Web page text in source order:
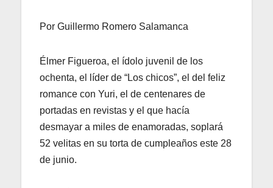
Por Guillermo Romero Salamanca
Élmer Figueroa, el ídolo juvenil de los
ochenta, el líder de “Los chicos”, el del feliz
romance con Yuri, el de centenares de
portadas en revistas y el que hacía
desmayar a miles de enamoradas, soplará
52 velitas en su torta de cumpleaños este 28
de junio.